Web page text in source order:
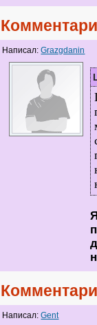
Написал:Grazgdanin
Написал:Gent